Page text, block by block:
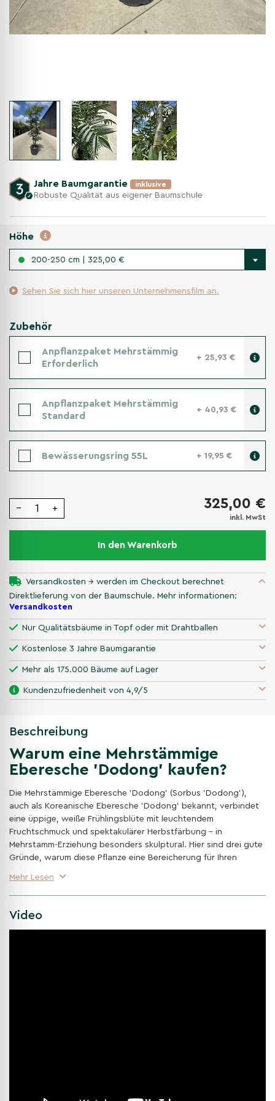
Jahre Baumgarantie inklusive
Robuste Qualität aus eigener Baumschule
Höhe
200-250 cm | 325,00 €
Sehen Sie sich hier unseren Unternehmensfilm an.
Zubehör
Anpflanzpaket Mehrstämmig
Erforderlich
+ 25,93 €
Anpflanzpaket Mehrstämmig
Standard
+ 40,93 €
Bewässerungsring 55L + 19,95 €
− + 325,00 €
inkl. MwSt
In den Warenkorb
Versandkosten → werden im Checkout berechnet
Direktlieferung von der Baumschule. Mehr informationen:
Versandkosten
Nur Qualitätsbäume in Topf oder mit Drahtballen
Kostenlose 3 Jahre Baumgarantie
Mehr als 175.000 Bäume auf Lager
Kundenzufriedenheit von 4,9/5
Beschreibung
Warum eine Mehrstämmige
Eberesche 'Dodong' kaufen?
Die Mehrstämmige Eberesche 'Dodong' (Sorbus 'Dodong'),
auch als Koreanische Eberesche 'Dodong' bekannt, verbindet
eine üppige, weiße Frühlingsblüte mit leuchtendem
Fruchtschmuck und spektakulärer Herbstfärbung – in
Mehrstamm-Erziehung besonders skulptural. Hier sind drei gute
Gründe, warum diese Pflanze eine Bereicherung für Ihren
Weiße, insektenfreundliche Frühlingsblüte
Ab April/Mai zahlreiche, weiße Blütendolden, die Bienen und
andere Bestäuber anziehen – freundlicher Start in die Saison.
Mehr Lesen
Video